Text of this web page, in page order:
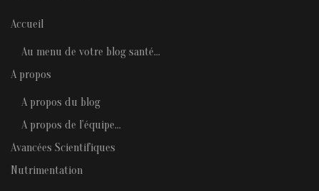
Accueil
Au menu de votre blog santé…
A propos
A propos du blog
A propos de l’équipe…
Avancées Scientifiques
Nutrimentation